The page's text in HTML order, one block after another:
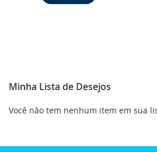
Minha Lista de Desejos
Você não tem nenhum item em sua